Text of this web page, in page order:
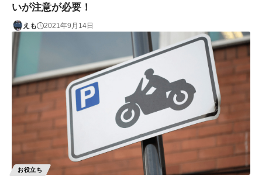
いが注意が必要！
えも 2021年9月14日
お役立ち